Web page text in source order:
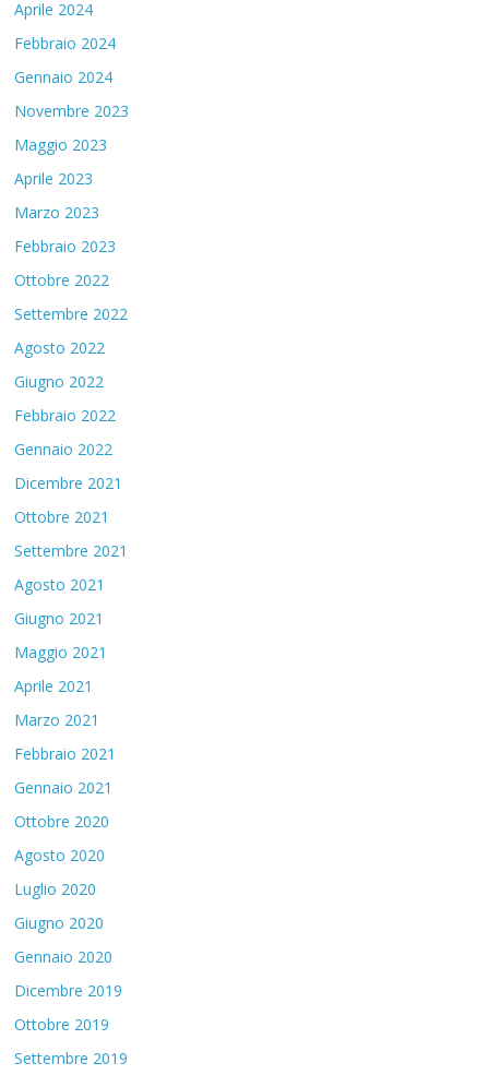
Aprile 2024
Febbraio 2024
Gennaio 2024
Novembre 2023
Maggio 2023
Aprile 2023
Marzo 2023
Febbraio 2023
Ottobre 2022
Settembre 2022
Agosto 2022
Giugno 2022
Febbraio 2022
Gennaio 2022
Dicembre 2021
Ottobre 2021
Settembre 2021
Agosto 2021
Giugno 2021
Maggio 2021
Aprile 2021
Marzo 2021
Febbraio 2021
Gennaio 2021
Ottobre 2020
Agosto 2020
Luglio 2020
Giugno 2020
Gennaio 2020
Dicembre 2019
Ottobre 2019
Settembre 2019